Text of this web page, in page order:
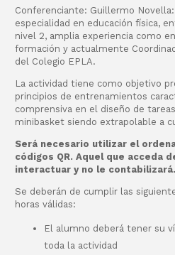
Conferenciante: Guillermo
especialidad en educación física,
nivel 2, amplia experiencia como
formación y actualmente
del Colegio EPLA.
La actividad tiene como objetivo
principios de entrenamientos
comprensiva en el diseño de
minibasket siendo extrapolable a
Será necesario utilizar el
códigos QR. Aquel que acceda
interactuar y no le contabilizará.
Se deberán de cumplir las
horas válidas:
El alumno deberá tener su
toda la actividad